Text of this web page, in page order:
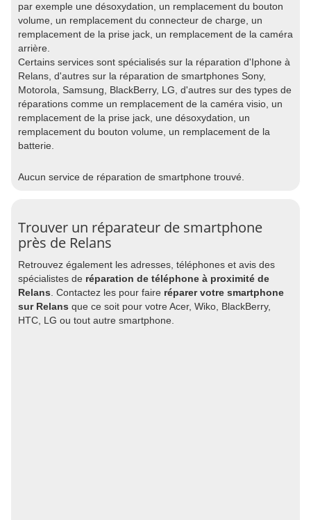
par exemple une désoxydation, un remplacement du bouton
volume, un remplacement du connecteur de charge, un
remplacement de la prise jack, un remplacement de la caméra
arrière.
Certains services sont spécialisés sur la réparation d'Iphone à
Relans, d'autres sur la réparation de smartphones Sony,
Motorola, Samsung, BlackBerry, LG, d'autres sur des types de
réparations comme un remplacement de la caméra visio, un
remplacement de la prise jack, une désoxydation, un
remplacement du bouton volume, un remplacement de la
batterie.
Aucun service de réparation de smartphone trouvé.
Trouver un réparateur de smartphone
près de Relans
Retrouvez également les adresses, téléphones et avis des
spécialistes de réparation de téléphone à proximité de
Relans . Contactez les pour faire réparer votre smartphone
sur Relans que ce soit pour votre Acer, Wiko, BlackBerry,
HTC, LG ou tout autre smartphone.